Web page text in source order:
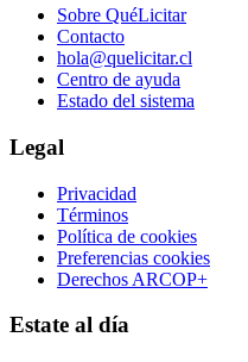
Sobre QuéLicitar
Contacto
hola@quelicitar.cl
Centro de ayuda
Estado del sistema
Legal
Privacidad
Términos
Política de cookies
Preferencias cookies
Derechos ARCOP+
Estate al día